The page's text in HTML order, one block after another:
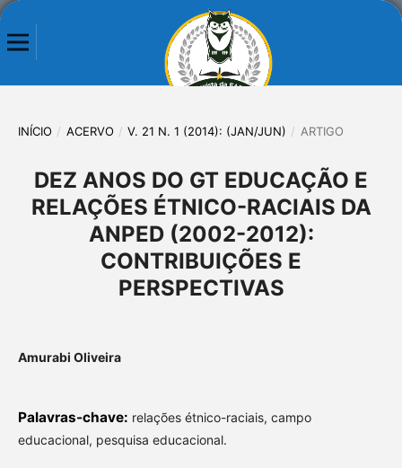
INÍCIO / ACERVO / V. 21 N. 1 (2014): (JAN/JUN) / ARTIGO
DEZ ANOS DO GT EDUCAÇÃO E
RELAÇÕES ÉTNICO-RACIAIS DA
ANPED (2002-2012):
CONTRIBUIÇÕES E
PERSPECTIVAS
Amurabi Oliveira
Palavras-chave: relações étnico-raciais, campo
educacional, pesquisa educacional.